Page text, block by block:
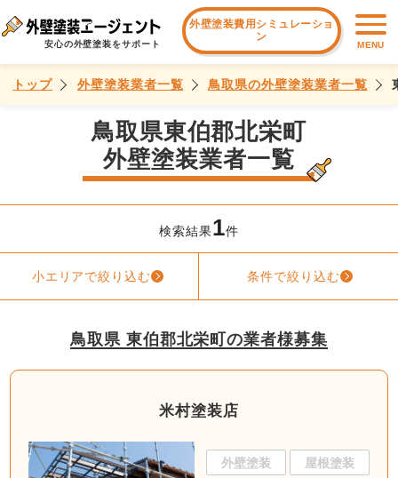
安心の外壁塗装をサポート
外壁塗装費用シミュレーショ
ン
MENU
トップ 外壁塗装業者一覧 鳥取県の外壁塗装業者一覧
鳥取県東伯郡北栄町
外壁塗装業者一覧
検索結果1件
小エリアで絞り込む 条件で絞り込む
鳥取県 東伯郡北栄町の業者様募集
米村塗装店
外壁塗装 屋根塗装